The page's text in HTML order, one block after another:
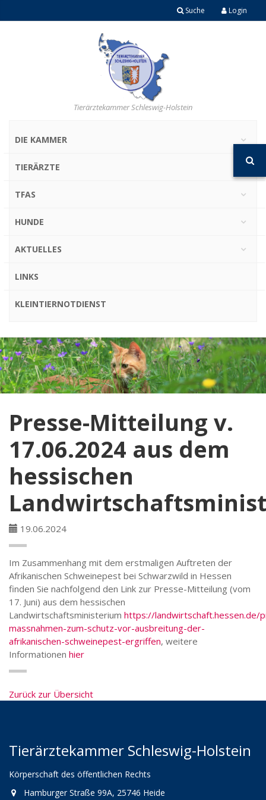
Login
Suche
Tierärztekammer Schleswig-Holstein
DIE KAMMER
TIERÄRZTE
TFAS
HUNDE
AKTUELLES
LINKS
KLEINTIERNOTDIENST
Presse-Mitteilung v.
17.06.2024 aus dem
hessischen
19.06.2024
Im Zusammenhang mit dem erstmaligen Auftreten der
Afrikanischen Schweinepest bei Schwarzwild in Hessen
finden Sie nachfolgend den Link zur Presse-Mitteilung (vom
17. Juni) aus dem hessischen
Landwirtschaftsministerium https://landwirtschaft.hessen.de/
massnahmen-zum-schutz-vor-ausbreitung-der-
afrikanischen-schweinepest-ergriffen, weitere
Informationen hier
Zurück zur Übersicht
Tierärztekammer Schleswig-Holstein
Körperschaft des öffentlichen Rechts
Hamburger Straße 99A, 25746 Heide